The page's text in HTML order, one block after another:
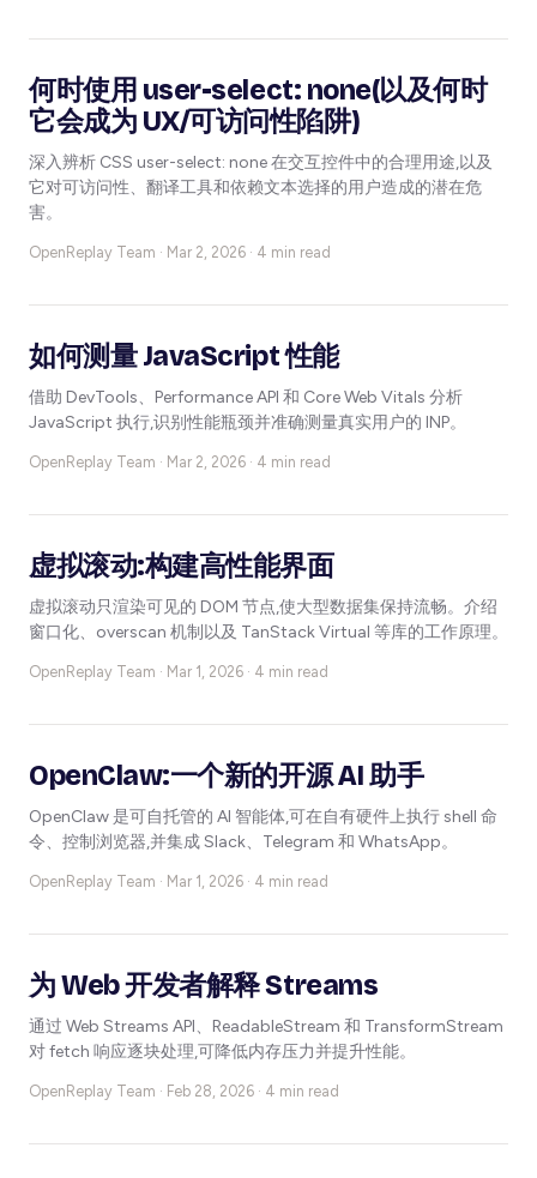
何时使用 user-select: none(以及何时
它会成为 UX/可访问性陷阱)
深入辨析 CSS user-select: none 在交互控件中的合理用途,以及
它对可访问性、翻译工具和依赖文本选择的用户造成的潜在危
害。
OpenReplay Team · Mar 2, 2026 · 4 min read
如何测量 JavaScript 性能
借助 DevTools、Performance API 和 Core Web Vitals 分析
JavaScript 执行,识别性能瓶颈并准确测量真实用户的 INP。
OpenReplay Team · Mar 2, 2026 · 4 min read
虚拟滚动:构建高性能界面
虚拟滚动只渲染可见的 DOM 节点,使大型数据集保持流畅。介绍
窗口化、overscan 机制以及 TanStack Virtual 等库的工作原理。
OpenReplay Team · Mar 1, 2026 · 4 min read
OpenClaw:一个新的开源 AI 助手
OpenClaw 是可自托管的 AI 智能体,可在自有硬件上执行 shell 命
令、控制浏览器,并集成 Slack、Telegram 和 WhatsApp。
OpenReplay Team · Mar 1, 2026 · 4 min read
为 Web 开发者解释 Streams
通过 Web Streams API、ReadableStream 和 TransformStream
对 fetch 响应逐块处理,可降低内存压力并提升性能。
OpenReplay Team · Feb 28, 2026 · 4 min read